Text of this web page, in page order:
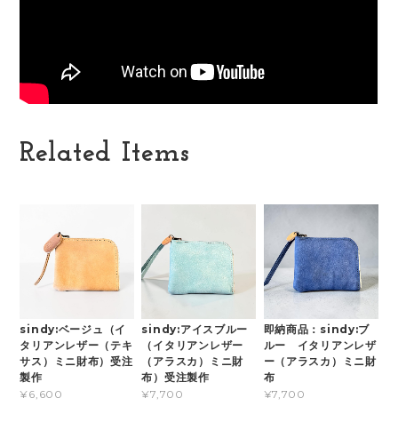
Related Items
sindy:ベージュ（イ
タリアンレザー（テキ
サス）ミニ財布）受注
製作
¥6,600
sindy:アイスブルー
（イタリアンレザー
（アラスカ）ミニ財
布）受注製作
¥7,700
即納商品：sindy:ブ
ルー イタリアンレザ
ー（アラスカ）ミニ財
布
¥7,700